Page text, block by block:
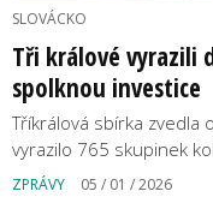
SLOVÁCKO
Tři králové vyrazili
spolknou investice
Tříkrálová sbírka zvedla
vyrazilo 765 skupinek
ZPRÁVY 05 / 01 / 2026